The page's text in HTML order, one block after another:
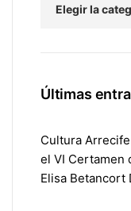
Últimas
Cultura
el VI Certamen
Elisa Betancort